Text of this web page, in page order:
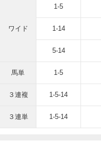
ワイド
1-5
1-14
5-14
馬単 1-5
３連複 1-5-14
３連単 1-5-14